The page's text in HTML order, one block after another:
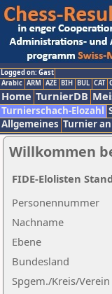
Logged on: Gast
Arabic ARM AZE BIH BUL CAT
Home TurnierDB
Turnierschach-Elozahl
Allgemeines Turnier
Willkommen
Nachname
Ebene
Personennummer
Bundesland
Spgem./Kreis/Verein
FIDE-Elolisten Stand